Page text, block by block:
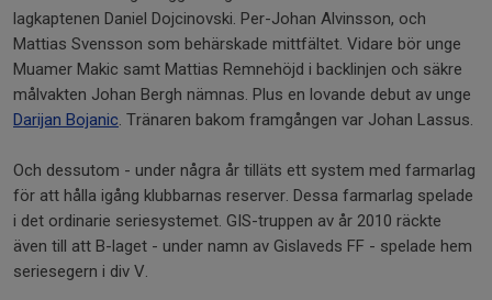
lagkaptenen Daniel Dojcinovski. Per-Johan Alvinsson, och
Mattias Svensson som behärskade mittfältet. Vidare bör unge
Muamer Makic samt Mattias Remnehöjd i backlinjen och säkre
målvakten Johan Bergh nämnas. Plus en lovande debut av unge
Darijan Bojanic. Tränaren bakom framgången var Johan Lassus.
Och dessutom - under några år tilläts ett system med farmarlag
för att hålla igång klubbarnas reserver. Dessa farmarlag spelade
i det ordinarie seriesystemet. GIS-truppen av år 2010 räckte
även till att B-laget - under namn av Gislaveds FF - spelade hem
seriesegern i div V.